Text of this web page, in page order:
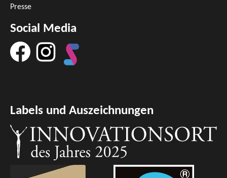
Presse
Social Media
Labels und Auszeichnungen